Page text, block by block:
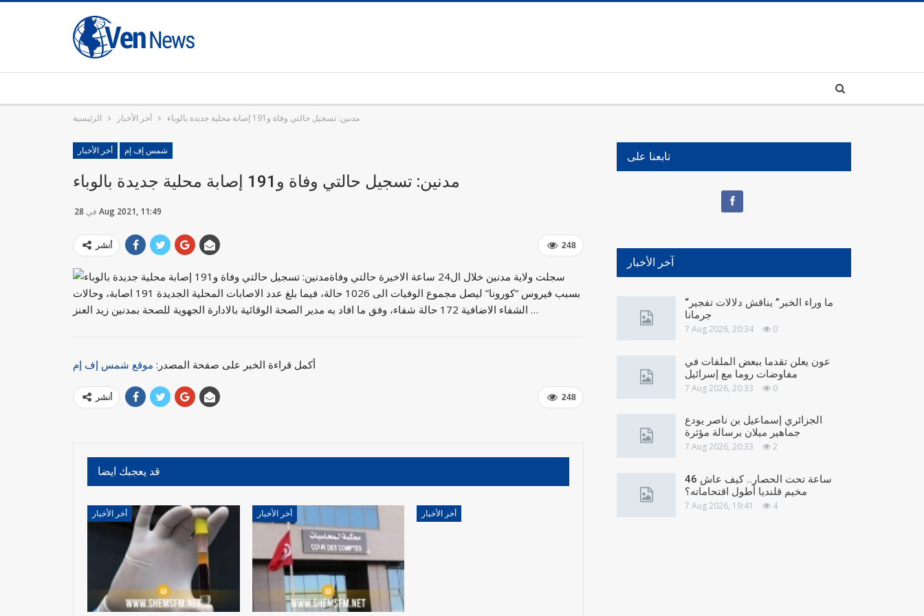
الرئيسية أخر الأخبار مدنين: تسجيل حالتي وفاة و191 إصابة محلية جديدة بالوباء
أخر الأخبار شمس إف إم
مدنين: تسجيل حالتي وفاة و191 إصابة محلية جديدة بالوباء
في 28 Aug 2021, 11:49
248 أنشر
سجلت ولاية مدنين خلال ال24 ساعة الاخيرة حالتي وفاة
بسبب فيروس “كورونا” ليصل مجموع الوفيات الى 1026 حالة، فيما بلغ عدد الاصابات المحلية الجديدة 191 اصابة، وحالات
الشفاء الاضافية 172 حالة شفاء، وفق ما افاد به مدير الصحة الوقائية بالادارة الجهوية للصحة بمدنين زيد العنز …
أكمل قراءة الخبر على صفحة المصدر: موقع شمس إف إم
248 أنشر
قد يعجبك ايضا
أخر الأخبار أخر الأخبار أخر الأخبار
تابعنا على
آخر الأخبار
“ما وراء الخبر” يناقش دلالات تفجير
جرمانا
7 Aug 2026, 20:34 0
عون يعلن تقدما ببعض الملفات في
مفاوضات روما مع إسرائيل
7 Aug 2026, 20:33 0
الجزائري إسماعيل بن ناصر يودع
جماهير ميلان برسالة مؤثرة
7 Aug 2026, 20:33 2
46 ساعة تحت الحصار.. كيف عاش
مخيم قلنديا أطول اقتحاماته؟
7 Aug 2026, 19:41 4